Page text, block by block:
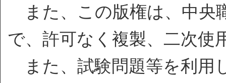
また、この版権は、中央
で、許可なく複製、二次使
また、試験問題等を利用